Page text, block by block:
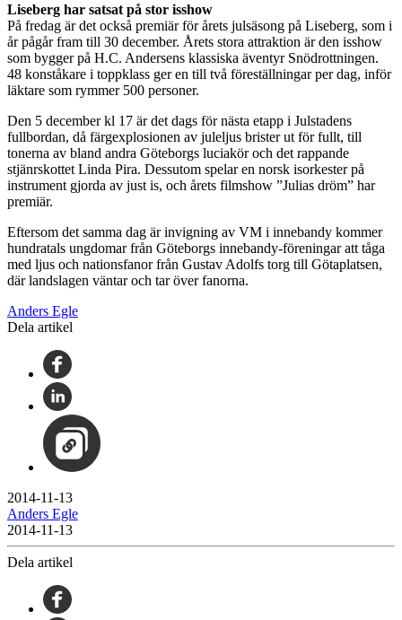
Liseberg har satsat på stor isshow
På fredag är det också premiär för årets julsäsong på Liseberg, som i
år pågår fram till 30 december. Årets stora attraktion är den isshow
som bygger på H.C. Andersens klassiska äventyr Snödrottningen.
48 konståkare i toppklass ger en till två föreställningar per dag, inför
läktare som rymmer 500 personer.
Den 5 december kl 17 är det dags för nästa etapp i Julstadens
fullbordan, då färgexplosionen av juleljus brister ut för fullt, till
tonerna av bland andra Göteborgs luciakör och det rappande
stjänrskottet Linda Pira. Dessutom spelar en norsk isorkester på
instrument gjorda av just is, och årets filmshow ”Julias dröm” har
premiär.
Eftersom det samma dag är invigning av VM i innebandy kommer
hundratals ungdomar från Göteborgs innebandy-föreningar att tåga
med ljus och nationsfanor från Gustav Adolfs torg till Götaplatsen,
där landslagen väntar och tar över fanorna.
Anders Egle
Dela artikel
2014-11-13
Anders Egle
2014-11-13
Dela artikel